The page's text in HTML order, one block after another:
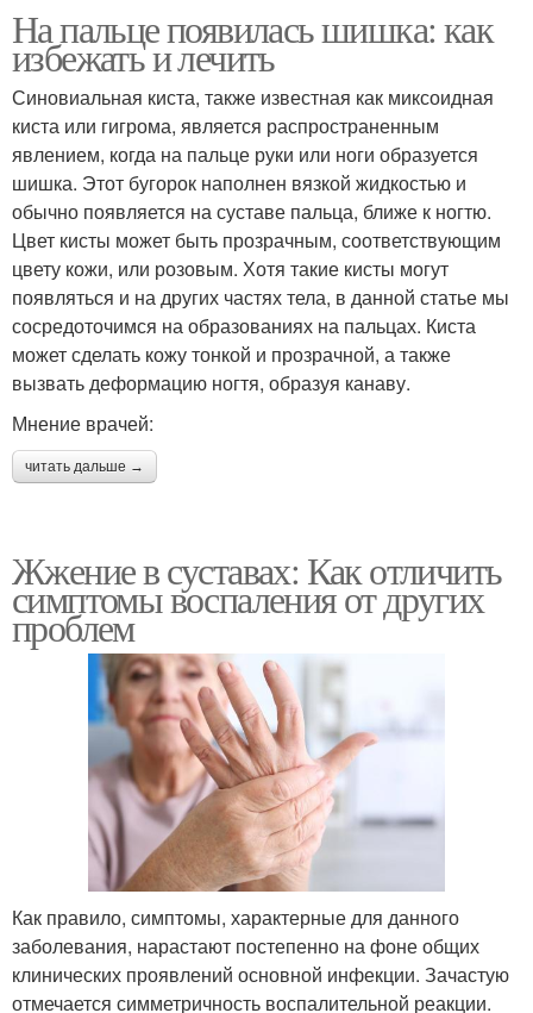
На пальце появилась шишка: как
избежать и лечить
Синовиальная киста, также известная как миксоидная
киста или гигрома, является распространенным
явлением, когда на пальце руки или ноги образуется
шишка. Этот бугорок наполнен вязкой жидкостью и
обычно появляется на суставе пальца, ближе к ногтю.
Цвет кисты может быть прозрачным, соответствующим
цвету кожи, или розовым. Хотя такие кисты могут
появляться и на других частях тела, в данной статье мы
сосредоточимся на образованиях на пальцах. Киста
может сделать кожу тонкой и прозрачной, а также
вызвать деформацию ногтя, образуя канаву.
Мнение врачей:
читать дальше →
Жжение в суставах: Как отличить
симптомы воспаления от других
проблем
Как правило, симптомы, характерные для данного
заболевания, нарастают постепенно на фоне общих
клинических проявлений основной инфекции. Зачастую
отмечается симметричность воспалительной реакции.